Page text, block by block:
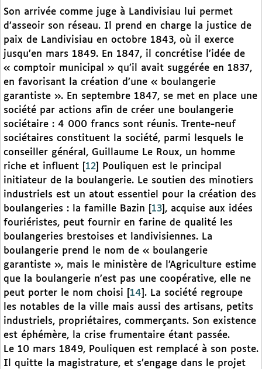
Son arrivée comme juge à Landivisiau lui permet
d’asseoir son réseau. Il prend en charge la justice de
paix de Landivisiau en octobre 1843, où il exerce
jusqu’en mars 1849. En 1847, il concrétise l’idée de
« comptoir municipal » qu’il avait suggérée en 1837,
en favorisant la création d’une « boulangerie
garantiste ». En septembre 1847, se met en place une
société par actions afin de créer une boulangerie
sociétaire : 4 000 francs sont réunis. Trente-neuf
sociétaires constituent la société, parmi lesquels le
conseiller général, Guillaume Le Roux, un homme
riche et influent
12
Pouliquen est le principal
initiateur de la boulangerie. Le soutien des minotiers
industriels est un atout essentiel pour la création des
boulangeries : la famille Bazin
13 , acquise aux idées
fouriéristes, peut fournir en farine de qualité les
boulangeries brestoises et landivisiennes. La
boulangerie prend le nom de « boulangerie
garantiste », mais le ministère de l’Agriculture estime
que la boulangerie n’est pas une coopérative, elle ne
peut porter le nom choisi
14 . La société regroupe
les notables de la ville mais aussi des artisans, petits
industriels, propriétaires, commerçants. Son existence
est éphémère, la crise frumentaire étant passée.
Le 10 mars 1849, Pouliquen est remplacé à son poste.
Il quitte la magistrature, et s’engage dans le projet